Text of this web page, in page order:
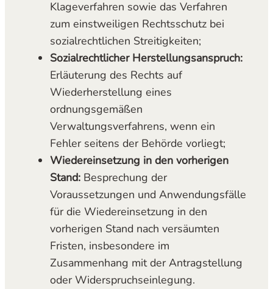
Klageverfahren sowie das Verfahren
zum einstweiligen Rechtsschutz bei
sozialrechtlichen Streitigkeiten;
Sozialrechtlicher Herstellungsanspruch:
Erläuterung des Rechts auf
Wiederherstellung eines
ordnungsgemäßen
Verwaltungsverfahrens, wenn ein
Fehler seitens der Behörde vorliegt;
Wiedereinsetzung in den vorherigen
Stand:Besprechung der
Voraussetzungen und Anwendungsfälle
für die Wiedereinsetzung in den
vorherigen Stand nach versäumten
Fristen, insbesondere im
Zusammenhang mit der Antragstellung
oder Widerspruchseinlegung.